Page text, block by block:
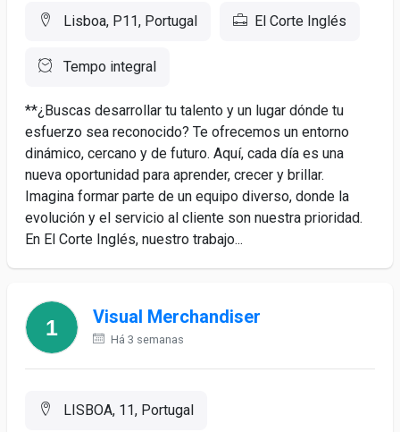
Lisboa, P11, Portugal El Corte Inglés
Tempo integral
**¿Buscas desarrollar tu talento y un lugar dónde tu
esfuerzo sea reconocido? Te ofrecemos un entorno
dinámico, cercano y de futuro. Aquí, cada día es una
nueva oportunidad para aprender, crecer y brillar.
Imagina formar parte de un equipo diverso, donde la
evolución y el servicio al cliente son nuestra prioridad.
En El Corte Inglés, nuestro trabajo...
Visual Merchandiser
Há 3 semanas
LISBOA, 11, Portugal